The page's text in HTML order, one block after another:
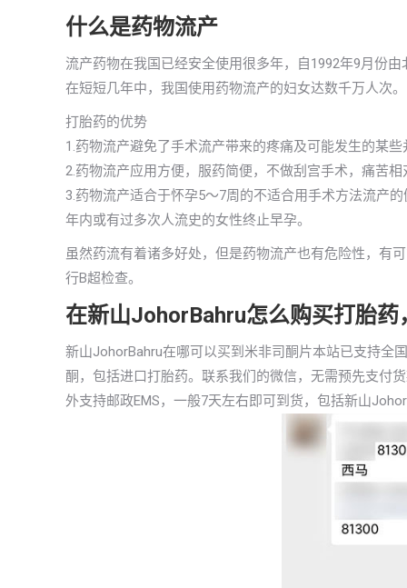
什么是药物流产
流产药物在我国已经安全使用很多年，自1992年9月份
在短短几年中，我国使用药物流产的妇女达数千万人次。
打胎药的优势
1.药物流产避免了手术流产带来的疼痛及可能发生的某
2.药物流产应用方便，服药简便，不做刮宫手术，痛苦
3.药物流产适合于怀孕5～7周的不适合用手术方法流产
年内或有过多次人流史的女性终止早孕。
虽然药流有着诸多好处，但是药物流产也有危险性，有
行B超检查。
在新山JohorBahru怎么购买打胎药
新山JohorBahru在哪可以买到米非司酮片本站已支持全
酮，包括进口打胎药。联系我们的微信，无需预先支付
外支持邮政EMS，一般7天左右即可到货，包括新山